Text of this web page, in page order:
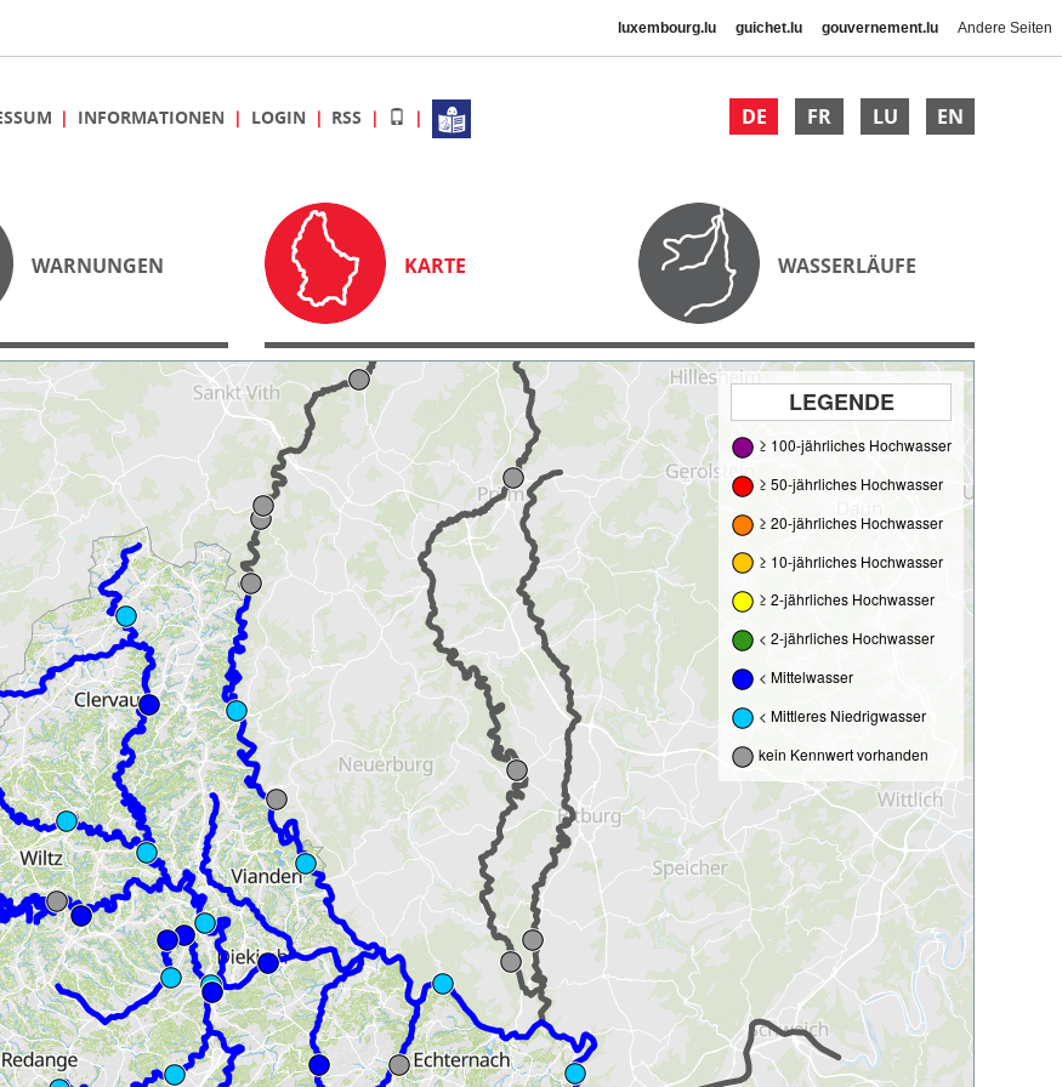
luxembourg.lu guichet.lu gouvernement.lu Andere Seiten
DE FR LU EN
INFORMATIONEN LOGIN RSS
WARNUNGEN KARTE WASSERLÄUFE
LEGENDE
≥ 100-jährliches Hochwasser
≥ 50-jährliches Hochwasser
≥ 20-jährliches Hochwasser
≥ 10-jährliches Hochwasser
≥ 2-jährliches Hochwasser
< 2-jährliches Hochwasser
< Mittelwasser
< Mittleres Niedrigwasser
kein Kennwert vorhanden